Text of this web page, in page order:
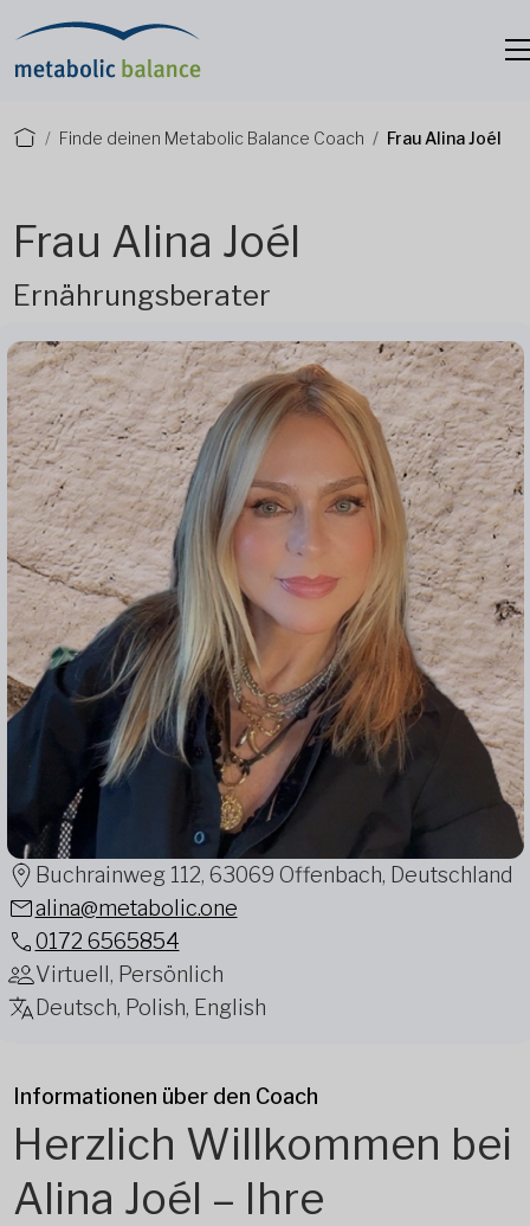
Finde deinen Metabolic Balance Coach Frau Alina Joél
Frau Alina Joél
Ernährungsberater
Buchrainweg 112, 63069 Offenbach, Deutschland
alina@metabolic.one
0172 6565854
Virtuell, Persönlich
Deutsch, Polish, English
Informationen über den Coach
Herzlich Willkommen bei
Alina Joél – Ihre